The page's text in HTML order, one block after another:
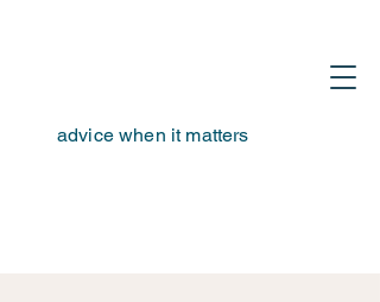
advice when it matters